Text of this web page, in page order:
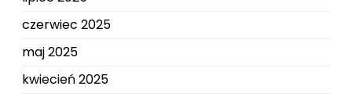
czerwiec 2025
maj 2025
kwiecień 2025